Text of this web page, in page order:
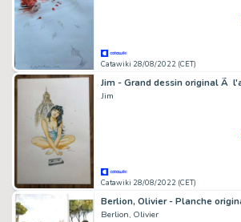
Catawiki 28/08/2022 (CET)
Jim
Catawiki 28/08/2022 (CET)
Berlion, Olivier